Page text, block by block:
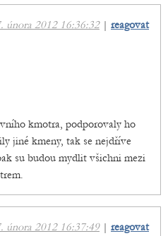
února 2012 16:36:32| reagovat
kmotra, podporovaly ho
jiné kmeny, tak se nejdříve
su budou mydlit všichni mezi
února 2012 16:37:49| reagovat